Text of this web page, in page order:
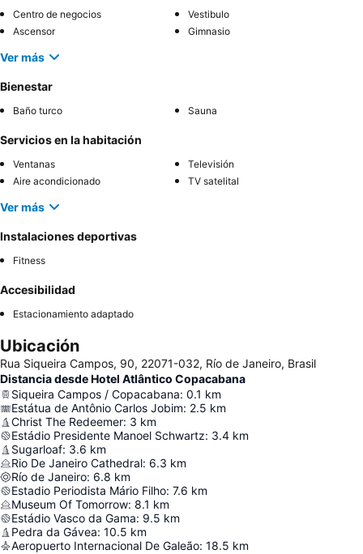
Centro de negocios
Vestibulo
Ascensor
Gimnasio
Ver más
Bienestar
Baño turco Sauna
Servicios en la habitación
Ventanas
Televisión
Aire acondicionado
TV satelital
Ver más
Instalaciones deportivas
Fitness
Accesibilidad
Estacionamiento adaptado
Ubicación
Rua Siqueira Campos, 90, 22071-032, Río de Janeiro, Brasil
Distancia desde Hotel Atlântico Copacabana
Siqueira Campos / Copacabana: 0.1 km
Estátua de Antônio Carlos Jobim: 2.5 km
Christ The Redeemer: 3 km
Estádio Presidente Manoel Schwartz: 3.4 km
Sugarloaf: 3.6 km
Rio De Janeiro Cathedral: 6.3 km
Río de Janeiro: 6.8 km
Estadio Periodista Mário Filho: 7.6 km
Museum Of Tomorrow: 8.1 km
Estádio Vasco da Gama: 9.5 km
Pedra da Gávea: 10.5 km
Aeropuerto Internacional De Galeão: 18.5 km